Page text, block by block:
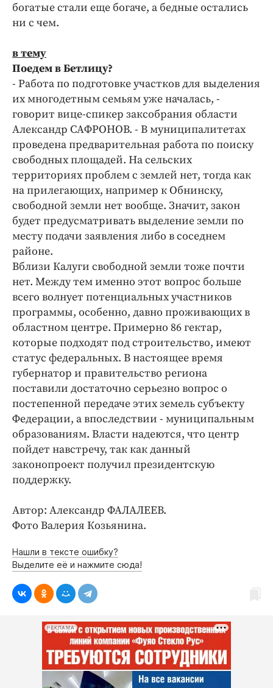
богатые стали еще богаче, а бедные остались
ни с чем.
в тему
Поедем в Бетлицу?
- Работа по подготовке участков для выделения
их многодетным семьям уже началась, -
говорит вице-спикер заксобрания области
Александр САФРОНОВ. - В муниципалитетах
проведена предварительная работа по поиску
свободных площадей. На сельских
территориях проблем с землей нет, тогда как
на прилегающих, например к Обнинску,
свободной земли нет вообще. Значит, закон
будет предусматривать выделение земли по
месту подачи заявления либо в соседнем
районе.
Вблизи Калуги свободной земли тоже почти
нет. Между тем именно этот вопрос больше
всего волнует потенциальных участников
программы, особенно, давно проживающих в
областном центре. Примерно 86 гектар,
которые подходят под строительство, имеют
статус федеральных. В настоящее время
губернатор и правительство региона
поставили достаточно серьезно вопрос о
постепенной передаче этих земель субъекту
Федерации, а впоследствии - муниципальным
образованиям. Власти надеются, что центр
пойдет навстречу, так как данный
законопроект получил президентскую
поддержку.
Автор: Александр ФАЛАЛЕЕВ.
Фото Валерия Козьянина.
Нашли в тексте ошибку?
Выделите её и нажмите сюда!
РЕКЛАМА